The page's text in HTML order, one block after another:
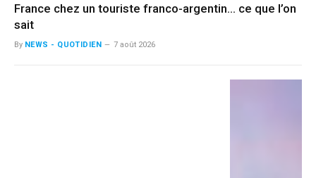
France chez un touriste franco-argentin… ce que l’on
sait
By NEWS - QUOTIDIEN 7 août 2026